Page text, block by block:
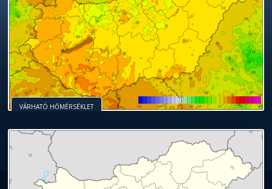
VÁRHATÓ HŐMÉRSÉKLET